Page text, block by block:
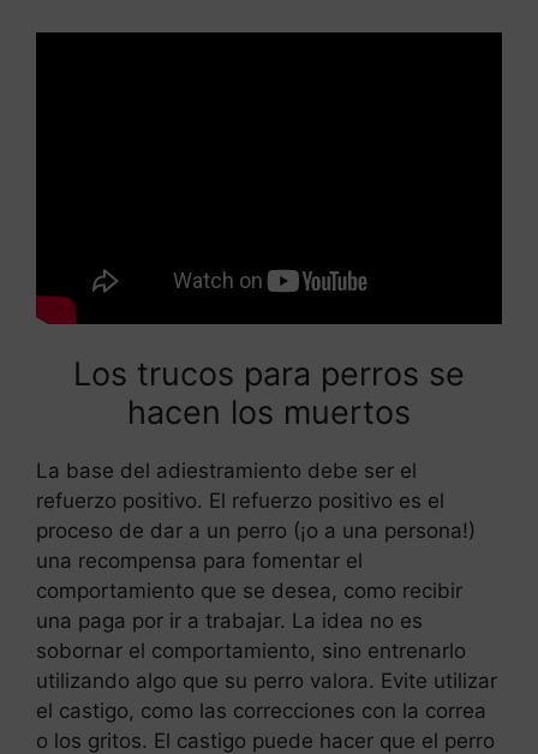
Los trucos para perros se
hacen los muertos
La base del adiestramiento debe ser el
refuerzo positivo. El refuerzo positivo es el
proceso de dar a un perro (¡o a una persona!)
una recompensa para fomentar el
comportamiento que se desea, como recibir
una paga por ir a trabajar. La idea no es
sobornar el comportamiento, sino entrenarlo
utilizando algo que su perro valora. Evite utilizar
el castigo, como las correcciones con la correa
o los gritos. El castigo puede hacer que el perro